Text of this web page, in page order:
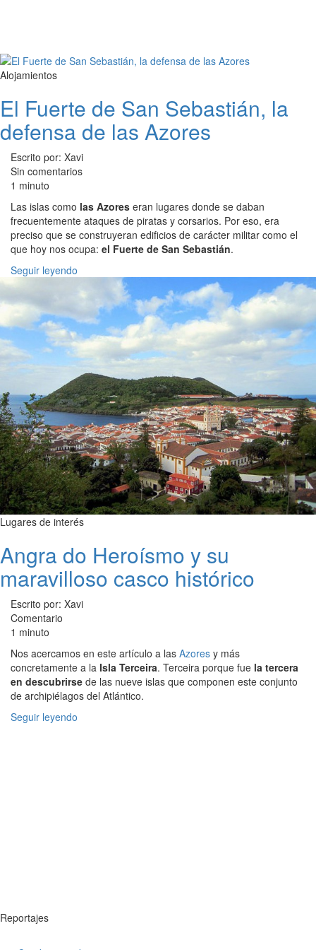
Alojamientos
El Fuerte de San Sebastián, la
defensa de las Azores
Escrito por: Xavi
Sin comentarios
1 minuto
Las islas como las Azores eran lugares donde se daban
frecuentemente ataques de piratas y corsarios. Por eso, era
preciso que se construyeran edificios de carácter militar como el
que hoy nos ocupa: el Fuerte de San Sebastián.
Seguir leyendo
Lugares de interés
Angra do Heroísmo y su
maravilloso casco histórico
Escrito por: Xavi
Comentario
1 minuto
Nos acercamos en este artículo a las Azores y más
concretamente a la Isla Terceira. Terceira porque fue la tercera
en descubrirse de las nueve islas que componen este conjunto
de archipiélagos del Atlántico.
Seguir leyendo
Reportajes